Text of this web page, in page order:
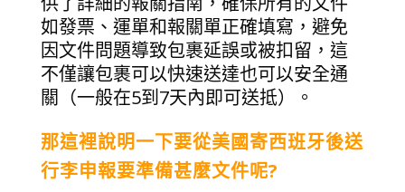
如發票、運單和報關單正確填寫，避免
因文件問題導致包裹延誤或被扣留，這
不僅讓包裹可以快速送達也可以安全通
關（一般在5到7天內即可送抵）。
那這裡說明一下要從美國寄西班牙後送
行李申報要準備甚麼文件呢?